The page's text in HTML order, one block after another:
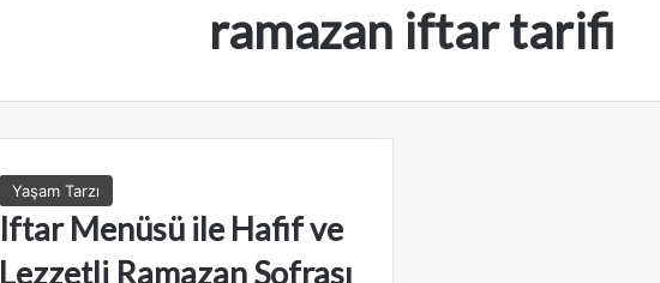
ramazan iftar tarifi
Yaşam Tarzı
Iftar Menüsü ile Hafif ve
Lezzetli Ramazan Sofrası